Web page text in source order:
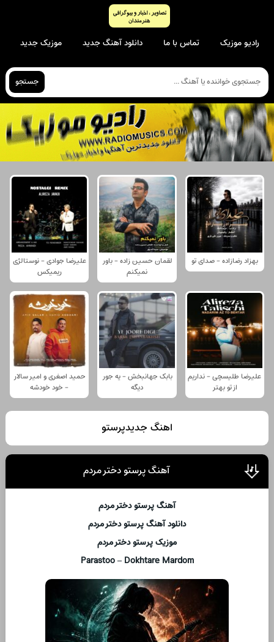
رادیو موزیک تماس با ما دانلود آهنگ جدید موزیک جدید
جستجو
بهزاد رضازاده - صدای تو
لقمان حسین زاده - باور
نمیکنم
علیرضا جوادی - نوستالژی
ریمیکس
علیرضا طلیسچی - نداریم
از تو بهتر
بابک جهانبخش - یه جور
دیگه
حمید اصغری و امیر سالار
- خود خودشه
اهنگ جدیدپرستو
آهنگ پرستو دختر مردم
آهنگ پرستو دختر مردم
دانلود آهنگ پرستو دختر مردم
موزیک پرستو دختر مردم
Parastoo – Dokhtare Mardom